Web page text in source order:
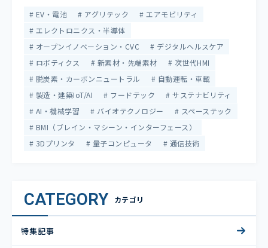
EV・電池 アグリテック
エアモビリティ
エレクトロニクス・半導体
オープンイノベーション・CVC
デジタルヘルスケア
ロボティクス
新素材・先端素材
次世代HMI
脱炭素・カーボンニュートラル
自動運転・車載
製造・建築IoT/AI
フードテック
サステナビリティ
AI・機械学習
バイオテクノロジー
スペーステック
BMI（ブレイン・マシーン・インターフェース）
3Dプリンタ
量子コンピュータ 通信技術
CATEGORY カテゴリ
特集記事